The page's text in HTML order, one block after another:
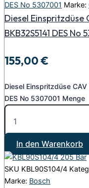
DES No 5307001 Marke:
Diesel Einspritzdüse
BKB32S5141 DES No
155,00€
Diesel Einspritzdüse
DES No 5307001 Menge
In den Warenkorb
SKU KBL90S104/4
Marke: Bosch